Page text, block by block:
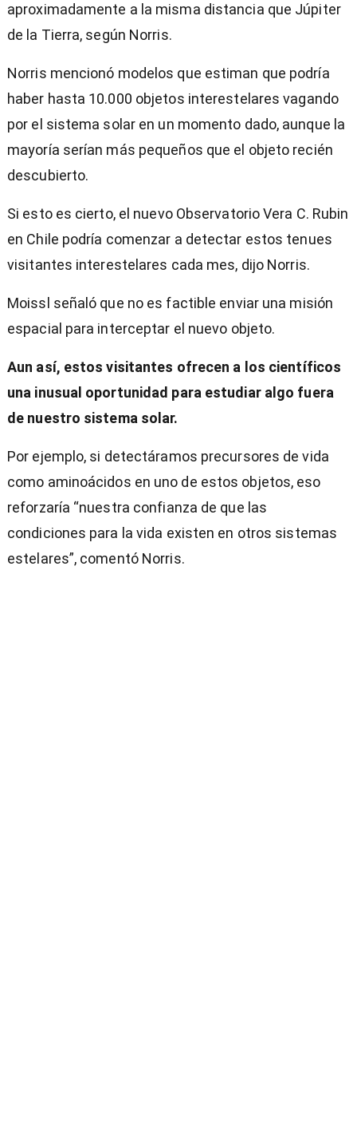
aproximadamente a la misma distancia que Júpiter
de la Tierra, según Norris.
Norris mencionó modelos que estiman que podría
haber hasta 10.000 objetos interestelares vagando
por el sistema solar en un momento dado, aunque la
mayoría serían más pequeños que el objeto recién
descubierto.
Si esto es cierto, el nuevo Observatorio Vera C. Rubin
en Chile podría comenzar a detectar estos tenues
visitantes interestelares cada mes, dijo Norris.
Moissl señaló que no es factible enviar una misión
espacial para interceptar el nuevo objeto.
Aun así, estos visitantes ofrecen a los científicos
una inusual oportunidad para estudiar algo fuera
de nuestro sistema solar.
Por ejemplo, si detectáramos precursores de vida
como aminoácidos en uno de estos objetos, eso
reforzaría “nuestra confianza de que las
condiciones para la vida existen en otros sistemas
estelares”, comentó Norris.